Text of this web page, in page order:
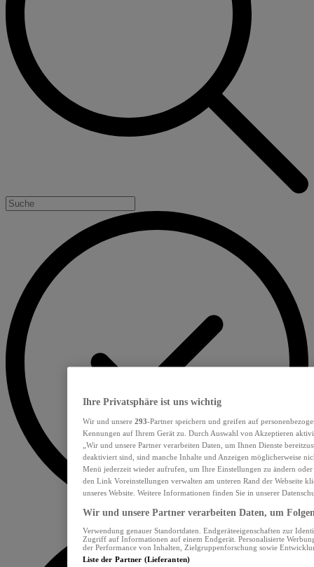
Ihre Privatsphäre ist uns wichtig
Wir und unsere 293-Partner speichern und greifen auf
Kennungen auf Ihrem Gerät zu. Durch Auswahl von Akzeptieren
„Wir und unsere Partner verarbeiten Daten, um Ihnen Dienste
deaktiviert sind, sind manche Inhalte und Anzeigen möglicherweise
Menü jederzeit wieder aufrufen, um Ihre Einstellungen zu ändern
den Link Voreinstellungen verwalten am unteren Rand der Webseite
unseres Website. Weitere Informationen finden Sie in unserer
Wir und unsere Partner verarbeiten Daten, um
Verwendung genauer Standortdaten. Endgeräteeigenschaften zur
Zugriff auf Informationen auf einem Endgerät. Personalisierte
der Performance von Inhalten, Zielgruppenforschung sowie
Liste der Partner (Lieferanten)